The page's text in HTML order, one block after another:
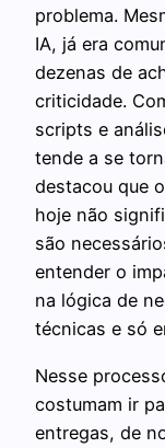
problema.
IA, já era
dezenas de
criticidade.
scripts e
tende a se
destacou que
hoje não
são
entender o
na lógica de
técnicas e só
Nesse
costumam ir
entregas, de